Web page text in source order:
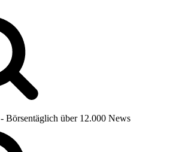
- Börsentäglich über 12.000 News